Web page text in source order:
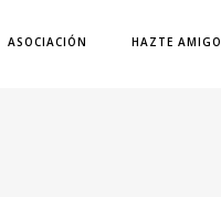
ASOCIACIÓN HAZTE AMIGO